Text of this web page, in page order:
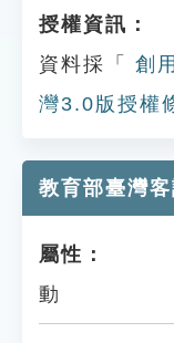
授權資訊：
資料採「
創
灣3.0版授權
教育部臺灣
屬性：
動